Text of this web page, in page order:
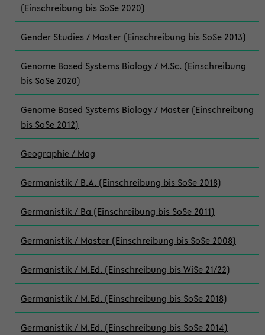
(Einschreibung bis SoSe 2020)
Gender Studies / Master (Einschreibung bis SoSe 2013)
Genome Based Systems Biology / M.Sc. (Einschreibung
bis SoSe 2020)
Genome Based Systems Biology / Master (Einschreibung
bis SoSe 2012)
Geographie / Mag
Germanistik / B.A. (Einschreibung bis SoSe 2018)
Germanistik / Ba (Einschreibung bis SoSe 2011)
Germanistik / Master (Einschreibung bis SoSe 2008)
Germanistik / M.Ed. (Einschreibung bis WiSe 21/22)
Germanistik / M.Ed. (Einschreibung bis SoSe 2018)
Germanistik / M.Ed. (Einschreibung bis SoSe 2014)